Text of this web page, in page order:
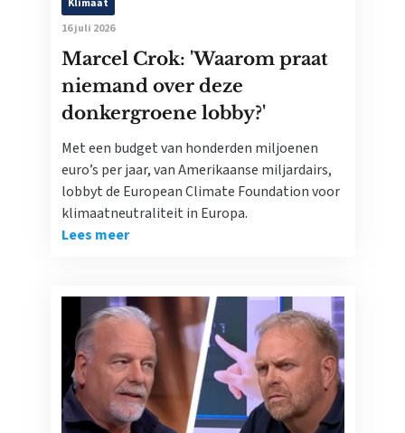
Klimaat
16 juli 2026
Marcel Crok: 'Waarom praat
niemand over deze
donkergroene lobby?'
Met een budget van honderden miljoenen
euro’s per jaar, van Amerikaanse miljardairs,
lobbyt de European Climate Foundation voor
klimaatneutraliteit in Europa.
Lees meer